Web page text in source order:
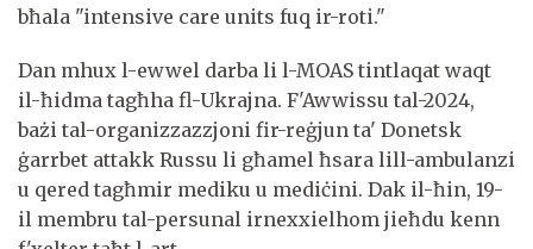
bħala "intensive care units fuq ir-roti."
Dan mhux l-ewwel darba li l-MOAS tintlaqat waqt
il-ħidma tagħha fl-Ukrajna. F'Awwissu tal-2024,
bażi tal-organizzazzjoni fir-reġjun ta' Donetsk
ġarrbet attakk Russu li għamel ħsara lill-ambulanzi
u qered tagħmir mediku u mediċini. Dak il-ħin, 19-
il membru tal-persunal irnexxielhom jieħdu kenn